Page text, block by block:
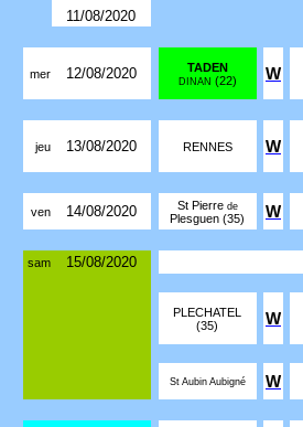
11/08/2020
mer 12/08/2020 TADEN
DINAN (22) W
jeu 13/08/2020 RENNES W
ven 14/08/2020 St Pierre de
Plesguen (35) W
sam 15/08/2020
PLECHATEL
(35)
W
St Aubin Aubigné W